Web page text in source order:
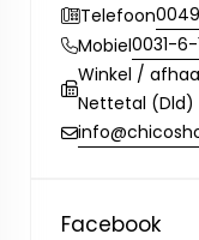
Telefoon
Mobiel0031-
Winkel /
Nettetal (Dld)
Facebook